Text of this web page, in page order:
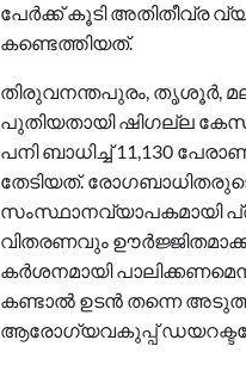
പേർക്ക് കൂടി അതിതീവ്ര
കണ്ടെത്തിയത്.
തിരുവനന്തപുരം, തൃശൂർ,
പുതിയതായി ഷിഗല്ല
പനി ബാധിച്ച് 11,130
തേടിയത്.
സംസ്ഥാനവ്യാപകമായി
വിതരണവും
കർശനമായി
കണ്ടാൽ ഉടൻ തന്നെ
ആരോഗ്യവകുപ്പ്